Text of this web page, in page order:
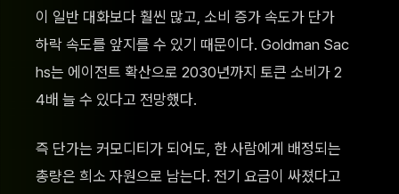
이 일반 대화보다 훨씬 많고, 소비 증가 속도가 단가
하락 속도를 앞지를 수 있기 때문이다. Goldman Sac
hs는 에이전트 확산으로 2030년까지 토큰 소비가 2
4배 늘 수 있다고 전망했다.
즉 단가는 커모디티가 되어도, 한 사람에게 배정되는
총량은 희소 자원으로 남는다. 전기 요금이 싸졌다고